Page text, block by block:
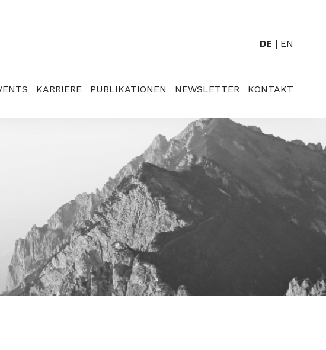
KARRIERE PUBLIKATIONEN NEWSLETTER KONTAKT
DE EN